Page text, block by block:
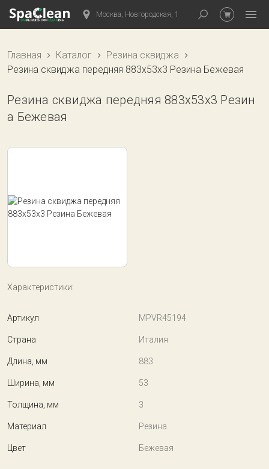
Москва, Новгородская, 1
Главная Каталог
Резина сквиджа
Резина сквиджа передняя 883x53x3 Резина Бежевая
Резина сквиджа передняя 883x53x3 Резин
а Бежевая
Характеристики:
Артикул MPVR45194
Страна Италия
Длина, мм 883
Ширина, мм 53
Толщина, мм 3
Материал Резина
Цвет Бежевая